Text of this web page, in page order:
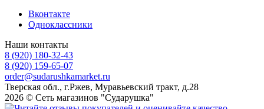
Вконтакте
Одноклассники
Наши контакты
8 (920) 180-32-43
8 (920) 159-65-07
order@sudarushkamarket.ru
Тверская обл., г.Ржев, Муравьевский тракт, д.28
2026 © Сеть магазинов "Сударушка"